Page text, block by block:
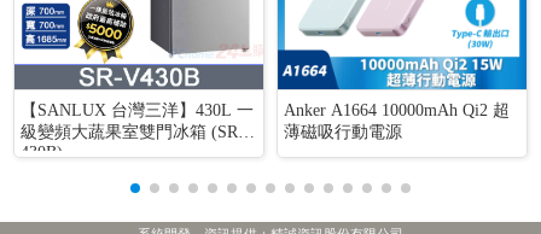
【SANLUX 台灣三洋】430L 一
級變頻大蔬果室雙門冰箱 (SR-V
430B)
Anker A1664 10000mAh Qi2 超
薄磁吸行動電源